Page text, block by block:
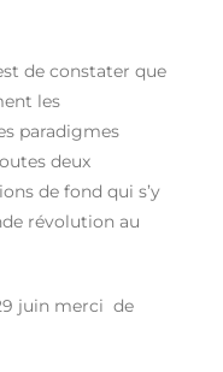
de constater que
les
paradigmes
deux
de fond qui s’y
révolution au
juin merci de